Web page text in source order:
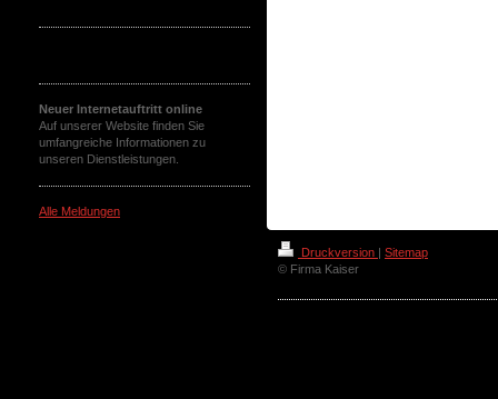
Neuer Internetauftritt online
Auf unserer Website finden Sie
umfangreiche Informationen zu
unseren Dienstleistungen.
Alle Meldungen
Druckversion | Sitemap
© Firma Kaiser